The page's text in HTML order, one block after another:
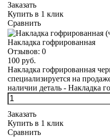
Заказать
Купить в 1 клик
Сравнить
Накладка гофрированная
Отзывов: 0
100 руб.
Накладка гофрированная
специализируется на
наличии деталь - Накладка
Заказать
Купить в 1 клик
Сравнить